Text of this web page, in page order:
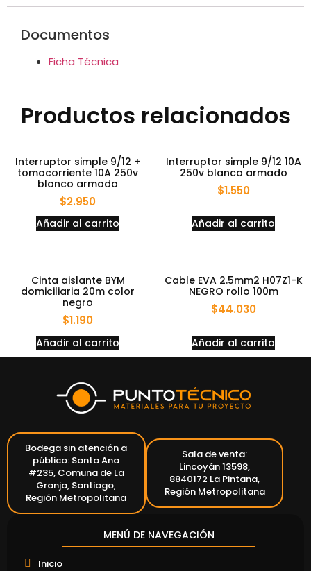
Documentos
Ficha Técnica
Productos relacionados
Interruptor simple 9/12 +
tomacorriente 10A 250v
blanco armado
$2.950
Añadir al carrito
Interruptor simple 9/12 10A
250v blanco armado
$1.550
Añadir al carrito
Cinta aislante BYM
domiciliaria 20m color
negro
$1.190
Añadir al carrito
Cable EVA 2.5mm2 H07Z1-K
NEGRO rollo 100m
$44.030
Añadir al carrito
Bodega sin atención a
público: Santa Ana
#235, Comuna de La
Granja, Santiago,
Región Metropolitana
Sala de venta:
Lincoyán 13598,
8840172 La Pintana,
Región Metropolitana
MENÚ DE NAVEGACIÓN
Inicio